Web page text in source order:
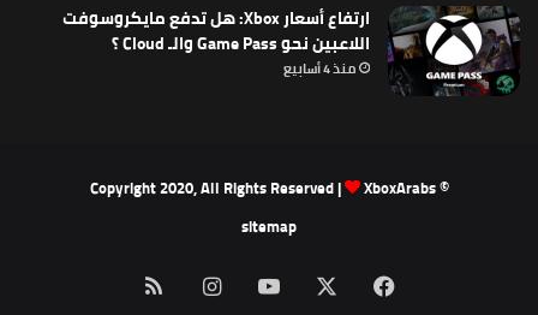
ارتفاع أسعار Xbox: هل تدفع مايكروسوفت
اللاعبين نحو Game Pass والـ Cloud ؟
منذ 4 أسابيع
© Copyright 2020, All Rights Reserved |
XboxArabs
sitemap
فيسبوك ‫YouTube انستقرام